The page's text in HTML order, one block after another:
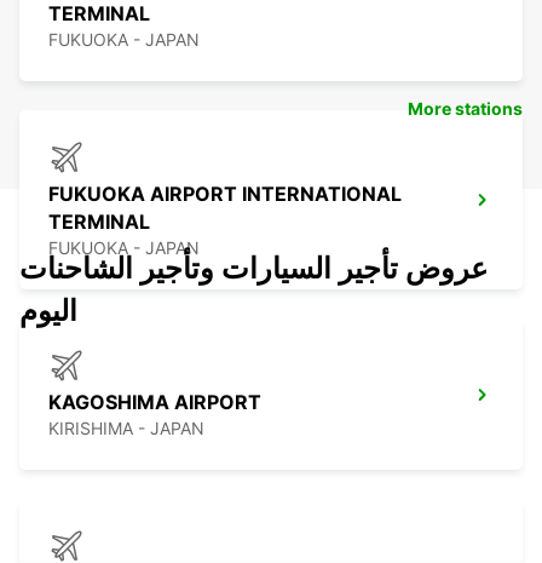
TERMINAL
FUKUOKA - JAPAN
FUKUOKA AIRPORT INTERNATIONAL
TERMINAL
FUKUOKA - JAPAN
KAGOSHIMA AIRPORT
KIRISHIMA - JAPAN
More stations
عروض تأجير السيارات وتأجير الشاحنات
اليوم